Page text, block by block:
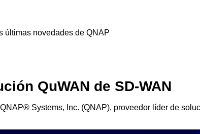
últimas novedades de QNAP
QuWAN de SD-WAN
Systems, Inc. (QNAP), proveedor líder de